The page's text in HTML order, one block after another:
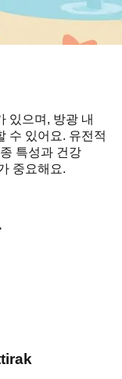
있으며, 방광 내
수 있어요. 유전적
특성과 건강
중요해요.